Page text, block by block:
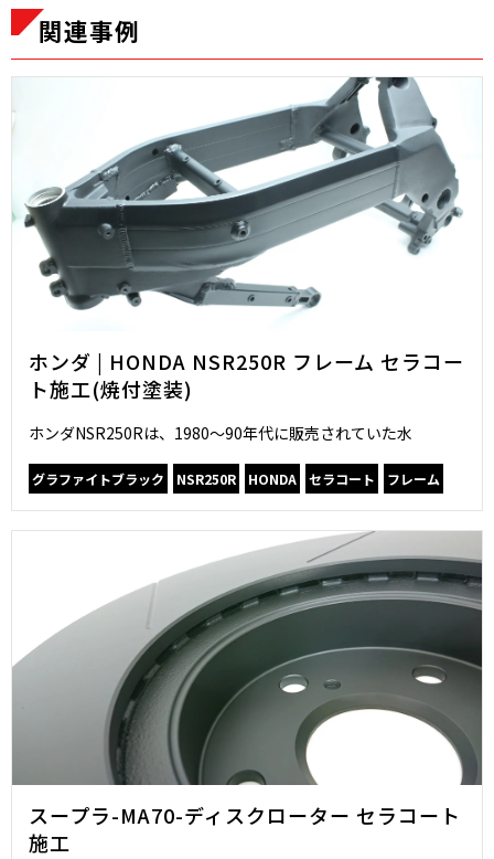
関連事例
ホンダ | HONDA NSR250R フレーム セラコー
ト施工(焼付塗装)
ホンダNSR250Rは、1980〜90年代に販売されていた水
グラファイトブラック NSR250R HONDA セラコート フレーム
スープラ-MA70-ディスクローター セラコート
施工